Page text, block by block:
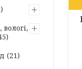
вологі,
21